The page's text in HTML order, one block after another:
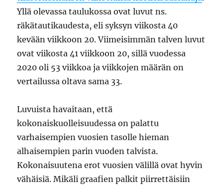
Yllä olevassa taulukossa ovat luvut ns.
räkätautikaudesta, eli syksyn viikosta 40
kevään viikkoon 20. Viimeisimmän talven luvut
ovat viikosta 41 viikkoon 20, sillä vuodessa
2020 oli 53 viikkoa ja viikkojen määrän on
vertailussa oltava sama 33.
Luvuista havaitaan, että
kokonaiskuolleisuudessa on palattu
varhaisempien vuosien tasolle hieman
alhaisempien parin vuoden talvista.
Kokonaisuutena erot vuosien välillä ovat hyvin
vähäisiä. Mikäli graafien palkit piirrettäisiin